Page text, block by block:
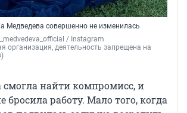
Медведева совершенно не изменилась
/ Instagram
организация, деятельность запрещена на
смогла найти компромисс, и
бросила работу. Мало того, когда